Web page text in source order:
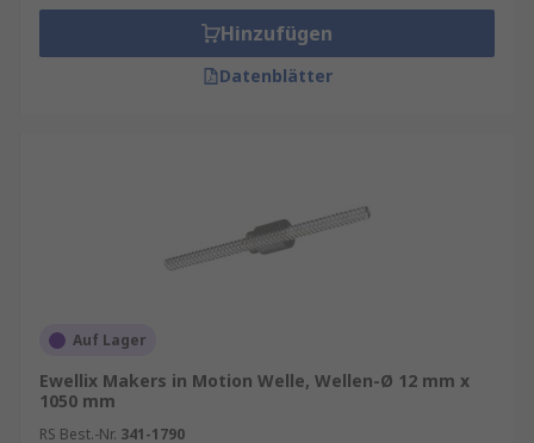
Hinzufügen
Datenblätter
Auf Lager
Ewellix Makers in Motion Welle, Wellen-Ø 12 mm x
1050 mm
RS Best.-Nr. 341-1790